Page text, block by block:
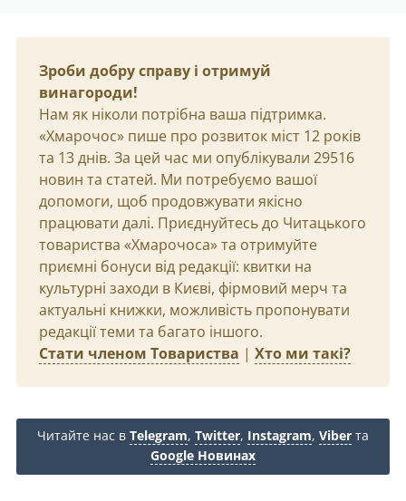
Зроби добру справу і отримуй
винагороди!
Нам як ніколи потрібна ваша підтримка.
«Хмарочос» пише про розвиток міст 12 років
та 13 днів. За цей час ми опублікували 29516
новин та статей. Ми потребуємо вашої
допомоги, щоб продовжувати якісно
працювати далі. Приєднуйтесь до Читацького
товариства «Хмарочоса» та отримуйте
приємні бонуси від редакції: квитки на
культурні заходи в Києві, фірмовий мерч та
актуальні книжки, можливість пропонувати
редакції теми та багато іншого.
Стати членом Товариства | Хто ми такі?
Читайте нас в Telegram, Twitter, Instagram, Viber та
Google Новинах